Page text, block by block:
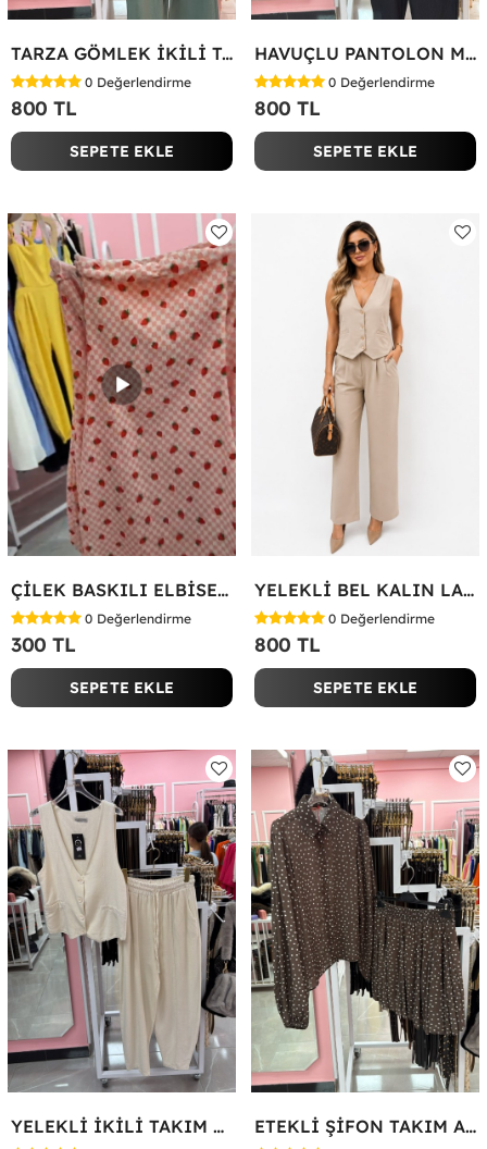
TARZA GÖMLEK İKİLİ TAKIM KOT KUMAŞ Yeşil
0 Değerlendirme
800 TL
SEPETE EKLE
HAVUÇLU PANTOLON MİYASE TAKIM Siyah
0 Değerlendirme
800 TL
SEPETE EKLE
ÇİLEK BASKILI ELBİSE Bej
0 Değerlendirme
300 TL
SEPETE EKLE
YELEKLİ BEL KALIN LASTİK İKİLİ TAKIM Bej
0 Değerlendirme
800 TL
SEPETE EKLE
YELEKLİ İKİLİ TAKIM Bej ETEKLİ ŞİFON TAKIM Acı Kahve